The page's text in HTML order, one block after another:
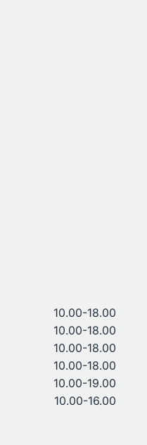
10.00-18.00
10.00-18.00
10.00-18.00
10.00-18.00
10.00-19.00
10.00-16.00